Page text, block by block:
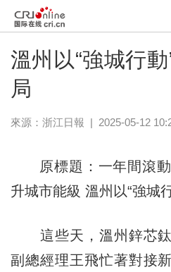
溫州以“強城行
局
來源： 浙江日報 | 2025-05-12
原標題：一年間滾動
升城市能級 溫州以“強城
這些天，溫州鋅芯鈦
副總經理王飛忙著對接